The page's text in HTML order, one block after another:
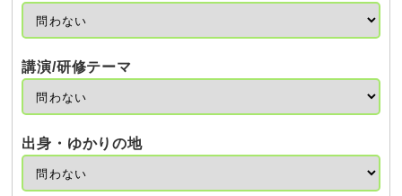
講演/研修テーマ
出身・ゆかりの地